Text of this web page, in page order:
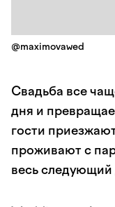
@maximovawed
Свадьба все
дня и
гости
проживают с
весь следующий